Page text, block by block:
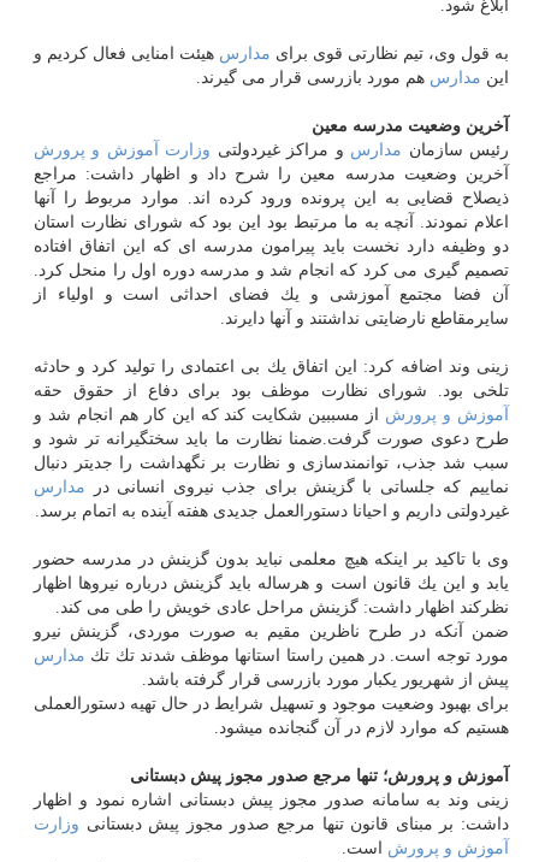
ابلاغ شود.
به قول وی، تیم نظارتی قوی برای مدارس هیئت امنایی فعال كردیم و
این مدارس هم مورد بازرسی قرار می گیرند.
آخرین وضعیت مدرسه معین
رئیس سازمان مدارس و مراكز غیردولتی وزارت
آموزش و پرورش
آخرین وضعیت مدرسه معین را شرح داد و اظهار داشت: مراجع
ذیصلاح قضایی به این پرونده ورود كرده اند. موارد مربوط را آنها
اعلام نمودند. آنچه به ما مرتبط بود این بود كه شورای نظارت استان
دو وظیفه دارد نخست باید پیرامون مدرسه ای كه این اتفاق افتاده
تصمیم گیری می كرد كه انجام شد و مدرسه دوره اول را منحل كرد.
آن فضا مجتمع آموزشی و یك فضای احداثی است و اولیاء از
سایرمقاطع نارضایتی نداشتند و آنها دایرند.
زینی وند اضافه كرد: این اتفاق یك بی اعتمادی را تولید كرد و حادثه
تلخی بود. شورای نظارت موظف بود برای دفاع از حقوق حقه
آموزش و پرورش از مسببین شكایت كند كه این كار هم انجام شد و
طرح دعوی صورت گرفت.ضمنا نظارت ما باید سختگیرانه تر شود و
سبب شد جذب، توانمندسازی و نظارت بر نگهداشت را جدیتر دنبال
نماییم كه جلساتی با گزینش برای جذب نیروی انسانی در مدارس
غیردولتی داریم و احیانا دستورالعمل جدیدی هفته آینده به اتمام برسد.
وی با تاكید بر اینكه هیچ معلمی نباید بدون گزینش در مدرسه حضور
یابد و این یك قانون است و هرساله باید گزینش درباره نیروها اظهار
نظركند اظهار داشت: گزینش مراحل عادی خویش را طی می كند.
ضمن آنكه در طرح ناظرین مقیم به صورت موردی، گزینش نیرو
مورد توجه است. در همین راستا استانها موظف شدند تك تك مدارس
پیش از شهریور یكبار مورد بازرسی قرار گرفته باشد.
برای بهبود وضعیت موجود و تسهیل شرایط در حال تهیه دستورالعملی
هستیم كه موارد لازم در آن گنجانده میشود.
آموزش و پرورش؛ تنها مرجع صدور مجوز پیش دبستانی
زینی وند به سامانه صدور مجوز پیش دبستانی اشاره نمود و اظهار
داشت: بر مبنای قانون تنها مرجع صدور مجوز پیش دبستانی وزارت
آموزش و پرورش است.